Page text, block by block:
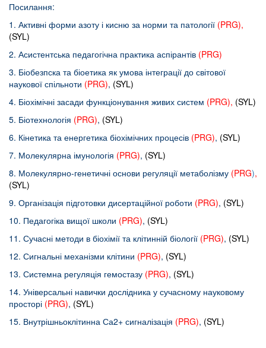
Посилання:
1. Активні форми азоту і кисню за норми та патології (PRG),
(SYL)
2. Асистентська педагогічна практика аспірантів (PRG)
3. Біобезпска та біоетика як умова інтеграції до світової
наукової спільноти (PRG), (SYL)
4. Біохімічні засади функціонування живих систем (PRG), (SYL)
5. Біотехнологія (PRG), (SYL)
6. Кінетика та енергетика біохімічних процесів (PRG), (SYL)
7. Молекулярна імунологія (PRG), (SYL)
8. Молекулярно-генетичні основи регуляції метаболізму (PRG),
(SYL)
9. Організація підготовки дисертаційної роботи (PRG), (SYL)
10. Педагогіка вищої школи (PRG), (SYL)
11. Сучасні методи в біохімії та клітинній біології (PRG), (SYL)
12. Сигнальні механізми клітини (PRG), (SYL)
13. Системна регуляція гемостазу (PRG), (SYL)
14. Універсальні навички дослідника у сучасному науковому
просторі (PRG), (SYL)
15. Внутрішньоклітинна Са2+ сигналізація (PRG), (SYL)